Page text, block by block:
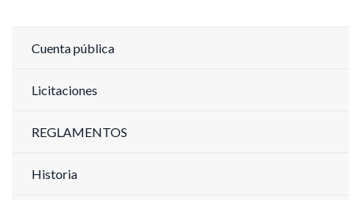
Cuenta pública
Licitaciones
REGLAMENTOS
Historia